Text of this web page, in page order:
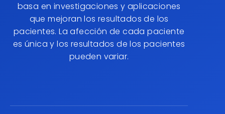
basa en investigaciones y aplicaciones
que mejoran los resultados de los
pacientes. La afección de cada paciente
es única y los resultados de los pacientes
pueden variar.